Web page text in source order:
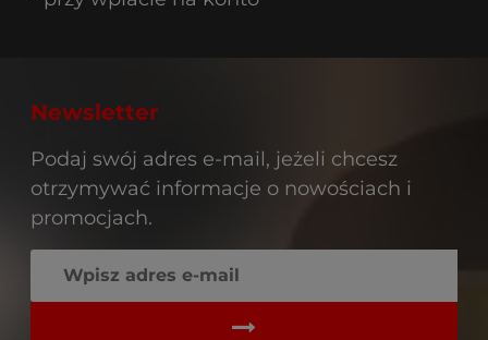
Newsletter
Podaj swój adres e-mail, jeżeli chcesz
otrzymywać informacje o nowościach i
promocjach.